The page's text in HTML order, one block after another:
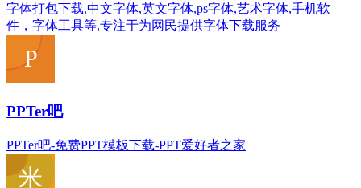
字体打包下载,中文字体,英文字体,ps字体,艺术字体,手机软
件，字体工具等,专注于为网民提供字体下载服务
PPTer吧
PPTer吧-免费PPT模板下载-PPT爱好者之家